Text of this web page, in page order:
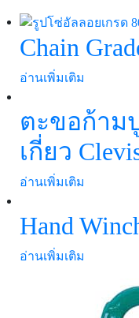
Chain
อ่านเพิ่มเติม
ตะขอก้าม
เกี่ยว
อ่านเพิ่มเติม
Hand
อ่านเพิ่มเติม